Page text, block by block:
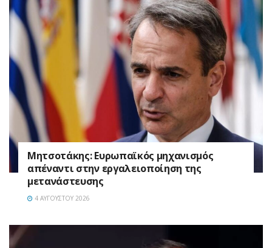
Μητσοτάκης: Ευρωπαϊκός μηχανισμός
απέναντι στην εργαλειοποίηση της
μετανάστευσης
4 ΑΥΓΟΎΣΤΟΥ 2026